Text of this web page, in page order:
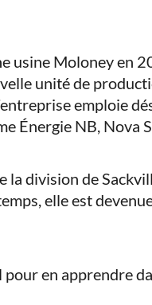
usine Moloney en
unité de
emploie
Énergie NB, Nova
la division de
elle est
pour en apprendre